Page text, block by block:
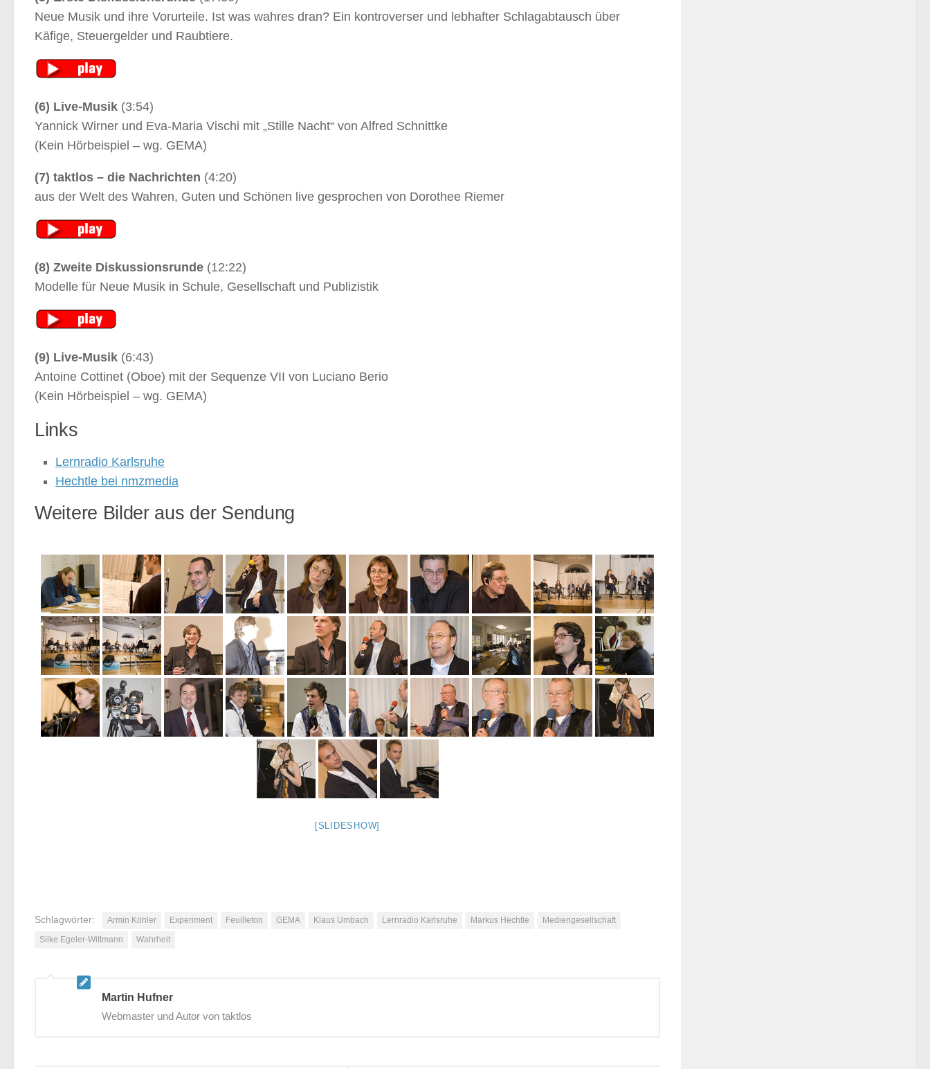
Neue Musik und ihre Vorurteile. Ist was wahres dran? Ein kontroverser und lebhafter Schlagabtausch über
Käfige, Steuergelder und Raubtiere.
(6) Live-Musik (3:54)
Yannick Wirner und Eva-Maria Vischi mit „Stille Nacht“ von Alfred Schnittke
(Kein Hörbeispiel – wg. GEMA)
(7) taktlos – die Nachrichten (4:20)
aus der Welt des Wahren, Guten und Schönen live gesprochen von Dorothee Riemer
(8) Zweite Diskussionsrunde (12:22)
Modelle für Neue Musik in Schule, Gesellschaft und Publizistik
(9) Live-Musik (6:43)
Antoine Cottinet (Oboe) mit der Sequenze VII von Luciano Berio
(Kein Hörbeispiel – wg. GEMA)
Links
Lernradio Karlsruhe
Hechtle bei nmzmedia
Weitere Bilder aus der Sendung
[SLIDESHOW]
Schlagwörter: Armin Köhler Experiment Feuilleton GEMA Klaus Umbach Lernradio Karlsruhe Markus Hechtle
Mediengesellschaft
Silke Egeler-Wittmann
Wahrheit
Martin Hufner
Webmaster und Autor von taktlos